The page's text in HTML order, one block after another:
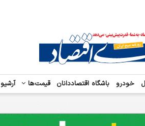
خودرو باشگاه اقتصاددانان قیمت‌ها آرشیو